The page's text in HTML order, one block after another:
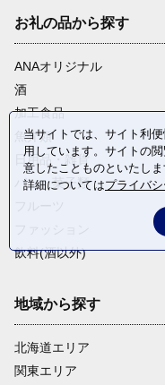
お礼の品から探す
ANAオリジナル
酒
加工食品
魚介類
日用品・雑貨
パン・菓子類
飲料(酒以外)
地域から探す
北海道エリア
関東エリア
当サイトでは、サイト利
用しています。サイトの
意したことものといたしま
詳細についてはプライバ